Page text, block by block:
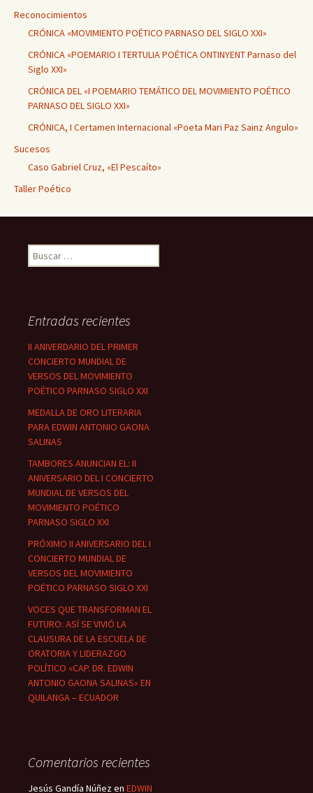
Reconocimientos
CRÓNICA «MOVIMIENTO POÉTICO PARNASO DEL SIGLO XXI»
CRÓNICA «POEMARIO I TERTULIA POÉTICA ONTINYENT Parnaso del
Siglo XXI»
CRÓNICA DEL «I POEMARIO TEMÁTICO DEL MOVIMIENTO POÉTICO
PARNASO DEL SIGLO XXI»
CRÓNICA, I Certamen Internacional «Poeta Mari Paz Sainz Angulo»
Sucesos
Caso Gabriel Cruz, «El Pescaíto»
Taller Poético
Buscar:
Entradas recientes
II ANIVERDARIO DEL PRIMER
CONCIERTO MUNDIAL DE
VERSOS DEL MOVIMIENTO
POÉTICO PARNASO SIGLO XXI
MEDALLA DE ORO LITERARIA
PARA EDWIN ANTONIO GAONA
SALINAS
TAMBORES ANUNCIAN EL: II
ANIVERSARIO DEL I CONCIERTO
MUNDIAL DE VERSOS DEL
MOVIMIENTO POÉTICO
PARNASO SIGLO XXI
PRÓXIMO II ANIVERSARIO DEL I
CONCIERTO MUNDIAL DE
VERSOS DEL MOVIMIENTO
POÉTICO PARNASO SIGLO XXI
VOCES QUE TRANSFORMAN EL
FUTURO: ASÍ SE VIVIÓ LA
CLAUSURA DE LA ESCUELA DE
ORATORIA Y LIDERAZGO
POLÍTICO «CAP. DR. EDWIN
ANTONIO GAONA SALINAS» EN
QUILANGA – ECUADOR
Comentarios recientes
Jesús Gandía Núñez en EDWIN